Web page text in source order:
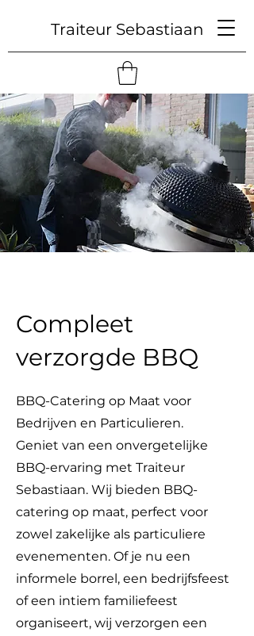
Traiteur Sebastiaan
Compleet
verzorgde BBQ
BBQ-Catering op Maat voor
Bedrijven en Particulieren.
Geniet van een onvergetelijke
BBQ-ervaring met Traiteur
Sebastiaan. Wij bieden BBQ-
catering op maat, perfect voor
zowel zakelijke als particuliere
evenementen. Of je nu een
informele borrel, een bedrijfsfeest
of een intiem familiefeest
organiseert, wij verzorgen een